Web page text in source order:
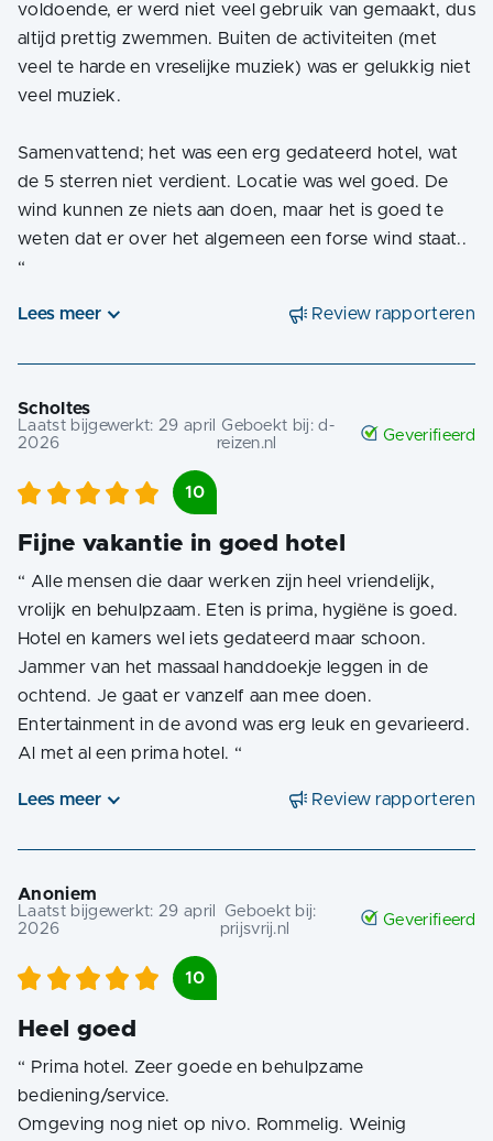
voldoende, er werd niet veel gebruik van gemaakt, dus
altijd prettig zwemmen. Buiten de activiteiten (met
veel te harde en vreselijke muziek) was er gelukkig niet
veel muziek.
Samenvattend; het was een erg gedateerd hotel, wat
de 5 sterren niet verdient. Locatie was wel goed. De
wind kunnen ze niets aan doen, maar het is goed te
weten dat er over het algemeen een forse wind staat..
“
Lees meer Review rapporteren
Scholtes
Laatst bijgewerkt:29 april
2026
Geboekt bij:d-
reizen.nl
Geverifieerd
10
Fijne vakantie in goed hotel
“ Alle mensen die daar werken zijn heel vriendelijk,
vrolijk en behulpzaam. Eten is prima, hygiëne is goed.
Hotel en kamers wel iets gedateerd maar schoon.
Jammer van het massaal handdoekje leggen in de
ochtend. Je gaat er vanzelf aan mee doen.
Entertainment in de avond was erg leuk en gevarieerd.
Al met al een prima hotel. “
Lees meer Review rapporteren
Anoniem
Laatst bijgewerkt: 29 april
2026
Geboekt bij:
prijsvrij.nl
Geverifieerd
10
Heel goed
“ Prima hotel. Zeer goede en behulpzame
bediening/service.
Omgeving nog niet op nivo. Rommelig. Weinig